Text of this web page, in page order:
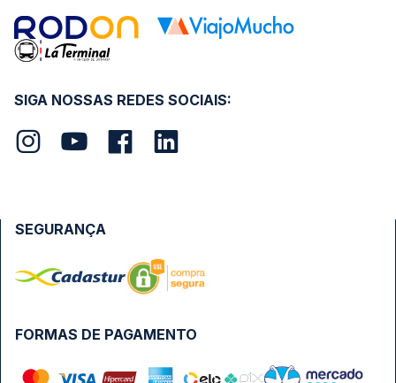
SIGA NOSSAS REDES SOCIAIS:
FORMAS DE PAGAMENTO
SEGURANÇA